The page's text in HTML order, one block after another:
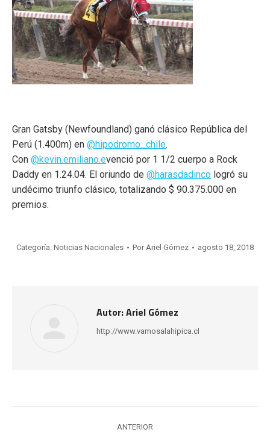
Gran Gatsby (Newfoundland) ganó clásico República del
Perú (1.400m) en @hipodromo_chile.
Con @kevin.emiliano.evenció por 1 1/2 cuerpo a Rock
Daddy en 1.24.04. El oriundo de @harasdadinco logró su
undécimo triunfo clásico, totalizando $ 90.375.000 en
premios.
Categoría: Noticias Nacionales Por Ariel Gómez agosto 18, 2018
Autor:Ariel Gómez
http://www.vamosalahipica.cl
ANTERIOR